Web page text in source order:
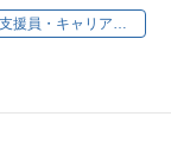
支援職（支援員・キャリアアドバイザー）